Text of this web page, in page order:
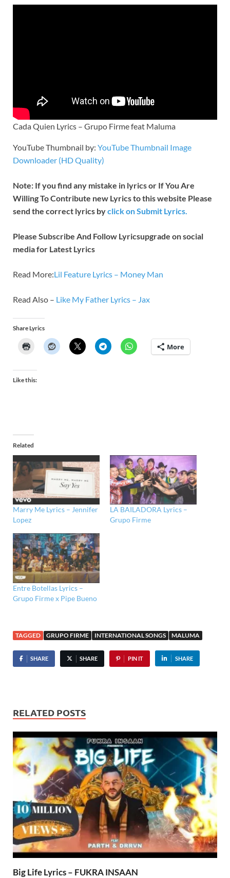
Cada Quien Lyrics – Grupo Firme feat Maluma
YouTube Thumbnail by: YouTube Thumbnail Image
Downloader (HD Quality)
Note: If you find any mistake in lyrics or If You Are
Willing To Contribute new Lyrics to this website Please
send the correct lyrics byclick on Submit Lyrics.
Please Subscribe And Follow Lyricsupgrade on social
media for Latest Lyrics
Read More:Lil Feature Lyrics – Money Man
Read Also – Like My Father Lyrics – Jax
Share Lyrics
More
Like this:
Related
Marry Me Lyrics – Jennifer
Lopez
LA BAILADORA Lyrics –
Grupo Firme
Entre Botellas Lyrics –
Grupo Firme x Pipe Bueno
TAGGED GRUPO FIRME INTERNATIONAL SONGS MALUMA
SHARE SHARE PIN IT SHARE
RELATED POSTS
Big Life Lyrics – FUKRA INSAAN